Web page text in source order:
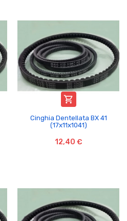

Cinghia Dentellata BX 41
(17x11x1041)
12,40 €